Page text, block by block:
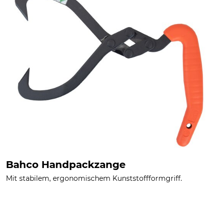
Bahco Handpackzange
Mit stabilem, ergonomischem Kunststoffformgriff.